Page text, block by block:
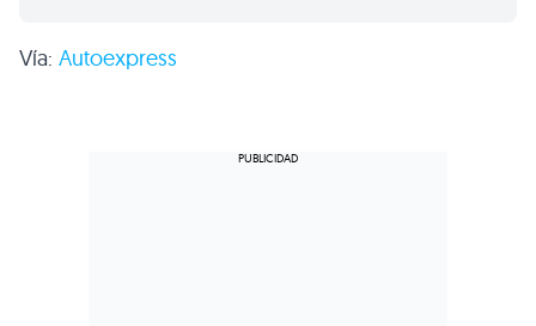
Vía: Autoexpress